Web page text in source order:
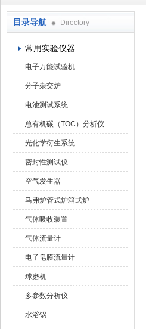
目录导航 Directory
常用实验仪器
电子万能试验机
分子杂交炉
电池测试系统
总有机碳（TOC）分析仪
光化学衍生系统
密封性测试仪
空气发生器
马弗炉管式炉箱式炉
气体吸收装置
气体流量计
电子皂膜流量计
球磨机
多参数分析仪
水浴锅